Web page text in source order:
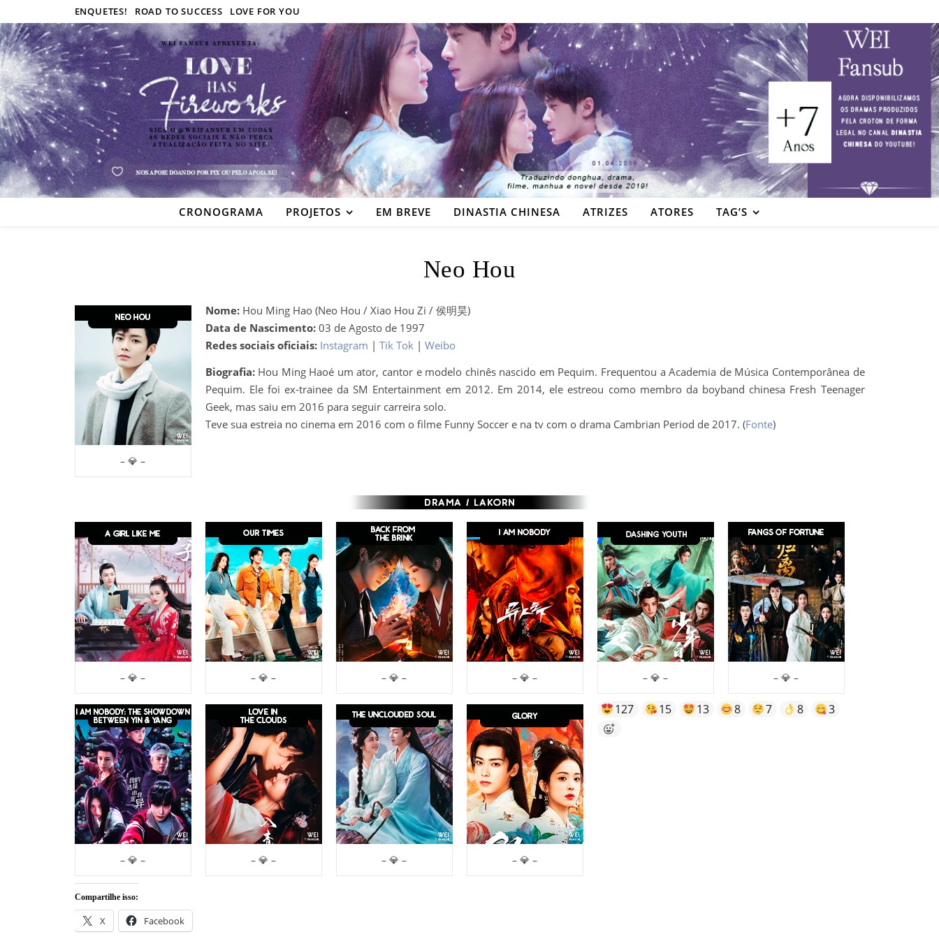
ENQUETES! ROAD TO SUCCESS LOVE FOR YOU
CRONOGRAMA PROJETOS EM BREVE DINASTIA CHINESA ATRIZES ATORES TAG’S
Neo Hou
– 💎 –
Nome:Hou Ming Hao (Neo Hou / Xiao Hou Zi / 侯明昊)
Data de Nascimento:03 de Agosto de 1997
Redes sociais oficiais: Instagram | Tik Tok| Weibo
Biografia: Hou Ming Haoé um ator, cantor e modelo chinês nascido em Pequim. Frequentou a Academia de Música Contemporânea de
Pequim. Ele foi ex-trainee da SM Entertainment em 2012. Em 2014, ele estreou como membro da boyband chinesa Fresh Teenager
Geek, mas saiu em 2016 para seguir carreira solo.
Teve sua estreia no cinema em 2016 com o filme Funny Soccer e na tv com o drama Cambrian Period de 2017. (Fonte)
– 💎 – – 💎 – – 💎 – – 💎 – – 💎 – – 💎 –
– 💎 – – 💎 – – 💎 – – 💎 –
127 15 13 8 7 8 3
Compartilhe isso:
X Facebook